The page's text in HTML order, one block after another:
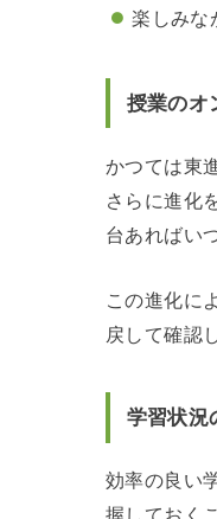
楽しみな
授業のオ
かつては東
さらに進化
台あればい
この進化に
戻して確認
学習状況
効率の良い
握しておく